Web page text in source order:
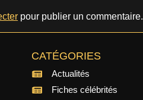
pour publier un commentaire.
CATÉGORIES
Actualités
Fiches célébrités